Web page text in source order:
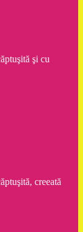
şi cu
creeată